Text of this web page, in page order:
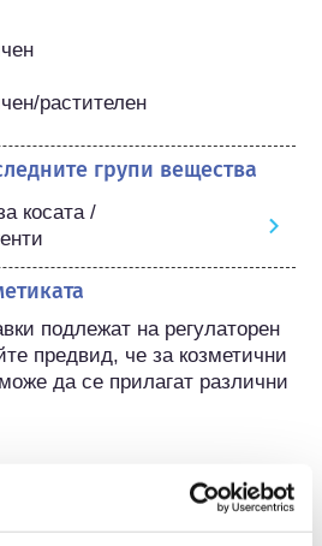
растителен
групи вещества
косата /
подлежат на регулаторен
предвид, че за козметични
да се прилагат различни